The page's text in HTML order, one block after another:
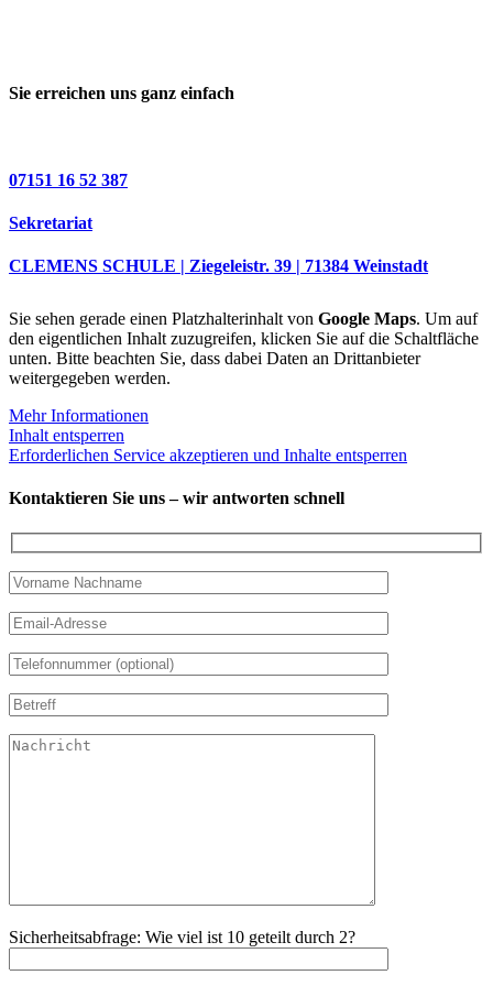
Sie erreichen uns ganz einfach
07151 16 52 387
Sekretariat
CLEMENS SCHULE | Ziegeleistr. 39 | 71384 Weinstadt
Sie sehen gerade einen Platzhalterinhalt von Google Maps. Um auf
den eigentlichen Inhalt zuzugreifen, klicken Sie auf die Schaltfläche
unten. Bitte beachten Sie, dass dabei Daten an Drittanbieter
weitergegeben werden.
Mehr Informationen
Inhalt entsperren
Erforderlichen Service akzeptieren und Inhalte entsperren
Kontaktieren Sie uns – wir antworten schnell
Sicherheitsabfrage: Wie viel ist 10 geteilt durch 2?